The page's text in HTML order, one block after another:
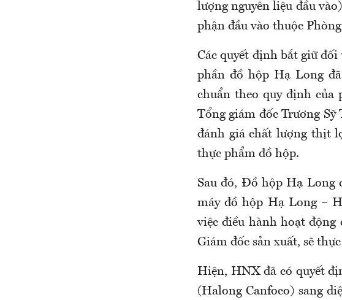
lượng nguyên liệu đầu
phận đầu vào thuộc
Các quyết định bắt giữ
phần đồ hộp Hạ Long
chuẩn theo quy định của
Tổng giám đốc Trương
đánh giá chất lượng thịt
thực phẩm đồ hộp.
Sau đó, Đồ hộp Hạ Long
máy đồ hộp Hạ Long –
việc điều hành hoạt động
Giám đốc sản xuất, sẽ
Hiện, HNX đã có quyết
(Halong Canfoco) sang